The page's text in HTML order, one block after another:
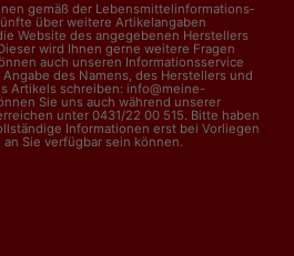
gemäß der Lebensmittel­informations­
über weitere Artikelangaben
Website des angegebenen Herstellers
wird Ihnen gerne weitere Fragen
auch unseren Informationsservice
des Namens, des Herstellers und
Artikels schreiben: info@meine-
Sie uns auch während unserer
unter 0431/22 00 515. Bitte haben
Informationen erst bei Vorliegen
Sie verfügbar sein können.